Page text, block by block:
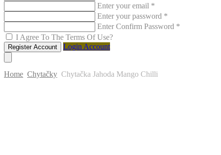
Enter your email *
Enter your password *
Enter Confirm Password *
I Agree To The Terms Of Use?
Register Account Login Account
Home Chytačky Chytačka Jahoda Mango Chilli